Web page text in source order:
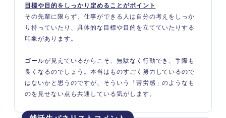
目標や目的をしっかり定めることがポイント
その先輩に限らず、仕事ができる人は自分の考えをしっか
り持っていたり、具体的な目標や目的を立てていたりする
印象があります。
ゴールが見えているからこそ、無駄なく行動でき、手際も
良くなるのでしょう。本当はものすごく努力しているので
はないかと思うのですが、そういう「苦労感」のようなも
のを見せない点も共通している気がします。